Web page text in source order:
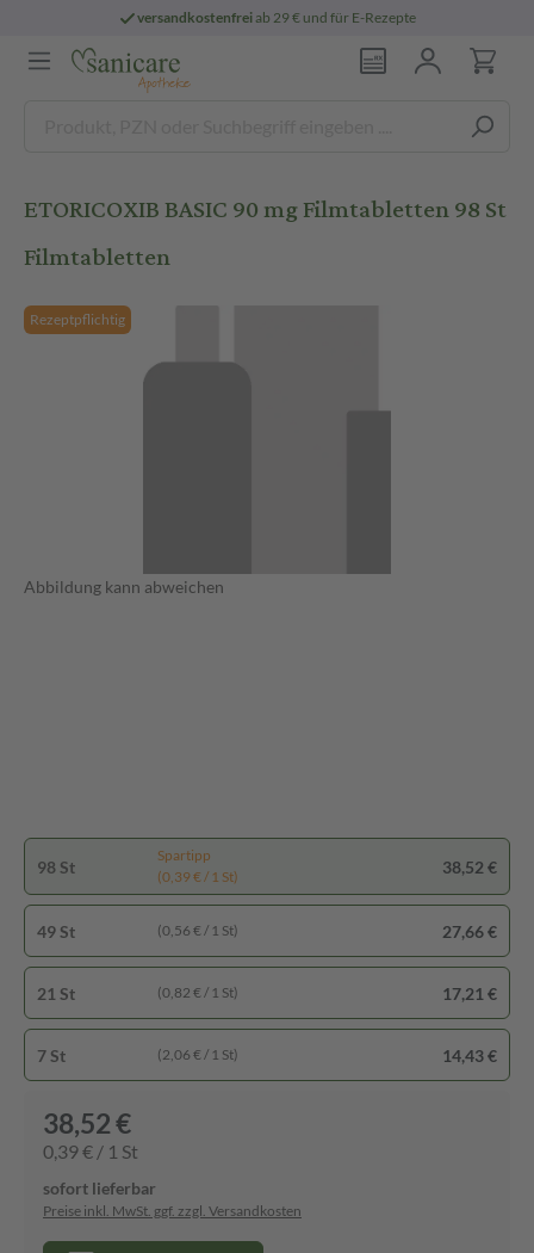
versandkostenfreiab 29 € und für E-Rezepte
ETORICOXIB BASIC 90 mg Filmtabletten 98 St
Filmtabletten
Rezeptpflichtig
Abbildung kann abweichen
98 St
Spartipp
(0,39 € / 1 St)
38,52 €
49 St (0,56 € / 1 St) 27,66 €
21 St (0,82 € / 1 St) 17,21 €
7 St (2,06 € / 1 St) 14,43 €
38,52 €
0,39 € / 1 St
sofort lieferbar
Preise inkl. MwSt. ggf. zzgl. Versandkosten